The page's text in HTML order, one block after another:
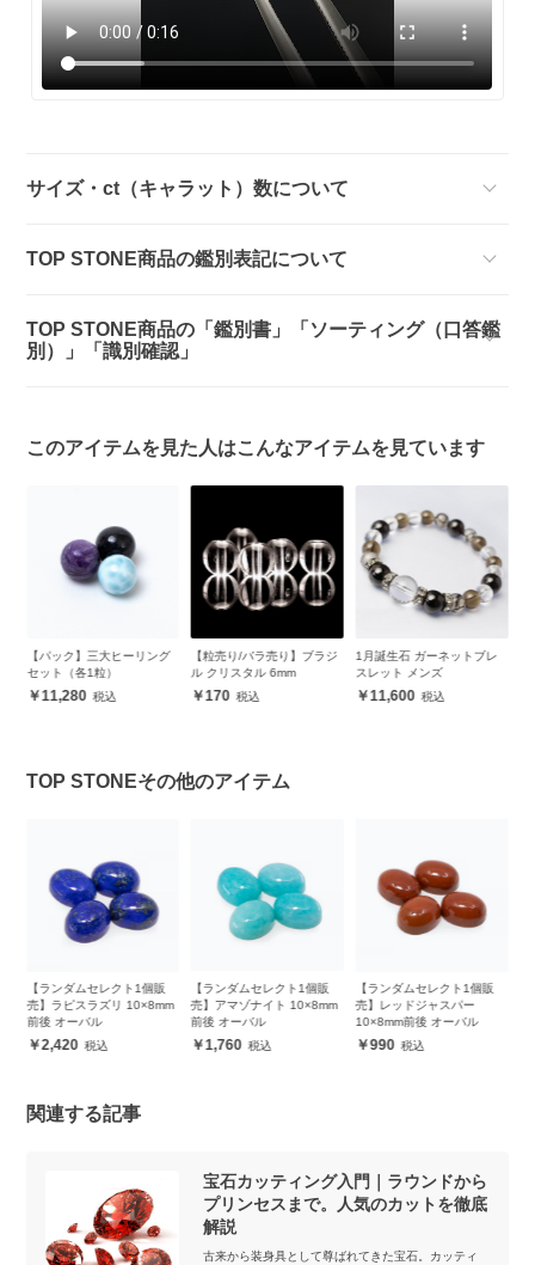
サイズ・ct（キャラット）数について
TOP STONE商品の鑑別表記について
TOP STONE商品の「鑑別書」「ソーティング（口答鑑
別）」「識別確認」
このアイテムを見た人はこんなアイテムを見ています
【パック】三大ヒーリング
セット（各1粒）
11,280
【粒売り/バラ売り】ブラジ
ル クリスタル 6mm
170
1月誕生石 ガーネットブレ
スレット メンズ
11,600
TOP STONEその他のアイテム
【ランダムセレクト1個販
売】ラピスラズリ 10×8mm
前後 オーバル
2,420
【ランダムセレクト1個販
売】アマゾナイト 10×8mm
前後 オーバル
1,760
【ランダムセレクト1個販
売】レッドジャスパー
10×8mm前後 オーバル
990
関連する記事
宝石カッティング入門｜ラウンドから
プリンセスまで。人気のカットを徹底
解説
古来から装身具として尊ばれてきた宝石。カッティ